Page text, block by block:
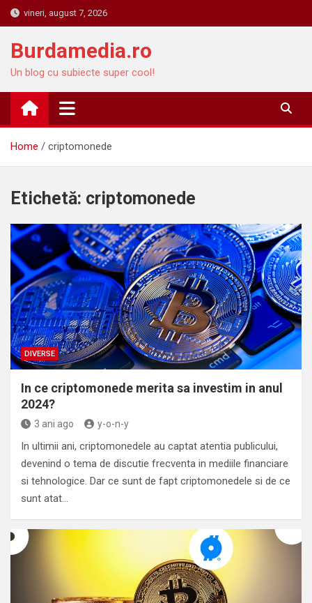
Skip
to
content
vineri, august 7, 2026
Burdamedia.ro
Un blog cu subiecte super cool!
Home criptomonede
Etichetă: criptomonede
DIVERSE
In ce criptomonede merita sa investim in anul
2024?
3 ani ago y-o-n-y
In ultimii ani, criptomonedele au captat atentia publicului,
devenind o tema de discutie frecventa in mediile financiare
si tehnologice. Dar ce sunt de fapt criptomonedele si de ce
sunt atat…